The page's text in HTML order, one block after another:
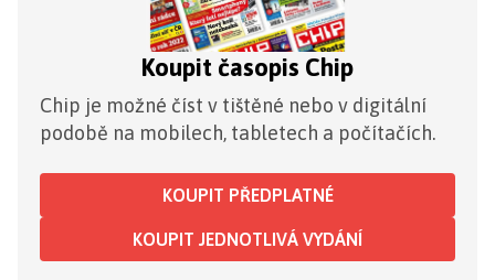
Koupit časopis Chip
Chip je možné číst v tištěné nebo v digitální
podobě na mobilech, tabletech a počítačích.
KOUPIT PŘEDPLATNÉ
KOUPIT JEDNOTLIVÁ VYDÁNÍ